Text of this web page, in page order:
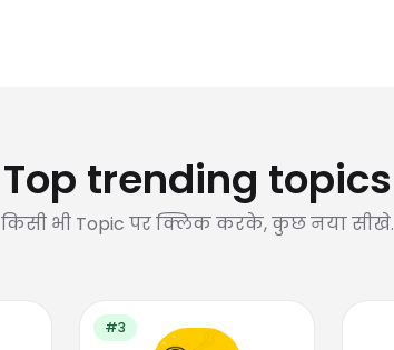
Top trending topics
किसी भी Topic पर क्लिक करके, कुछ नया सीखे.
#3